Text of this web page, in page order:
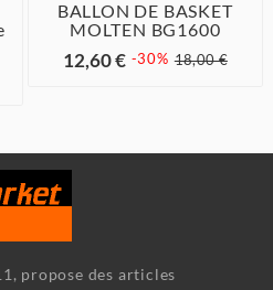
BALLON DE BASKET
MOLTEN BG1600
12,60 € -30% 18,00 €
propose des articles